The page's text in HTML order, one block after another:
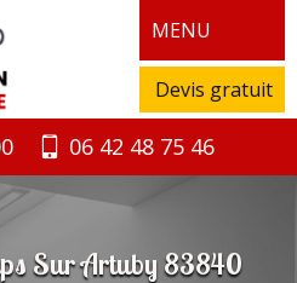
MENU
Devis gratuit
06 42 48 75 46
Sur Artuby 83840